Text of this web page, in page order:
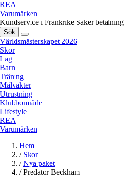
REA
Varumärken
Kundservice i Frankrike Säker betalning
Sök
Världsmästerskapet 2026
Skor
Lag
Barn
Träning
Målvakter
Utrustning
Klubbområde
Lifestyle
REA
Varumärken
Hem
/ Skor
/ Nya paket
/ Predator Beckham